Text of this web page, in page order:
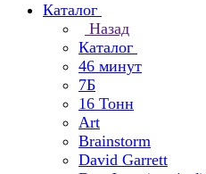
Каталог
Назад
Каталог
46 минут
7Б
16 Тонн
Art
Brainstorm
David Garrett